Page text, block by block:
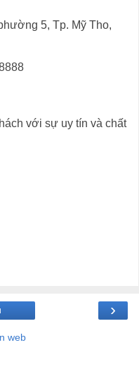
5, Tp. Mỹ Tho,
với sự uy tín và chất
›
web